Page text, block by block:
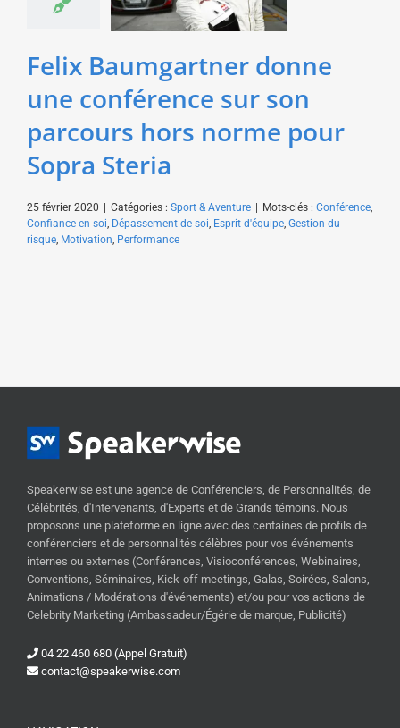
Steria
Sport & Aventure
Felix Baumgartner donne
une conférence sur son
parcours hors norme pour
Sopra Steria
25 février 2020 Catégories : Sport & Aventure Mots-clés : Conférence,
Confiance en soi, Dépassement de soi, Esprit d'équipe, Gestion du
risque, Motivation, Performance
Speakerwise est une agence de Conférenciers, de Personnalités, de
Célébrités, d'Intervenants, d'Experts et de Grands témoins. Nous
proposons une plateforme en ligne avec des centaines de profils de
conférenciers et de personnalités célèbres pour vos événements
internes ou externes (Conférences, Visioconférences, Webinaires,
Conventions, Séminaires, Kick-off meetings, Galas, Soirées, Salons,
Animations / Modérations d'événements) et/ou pour vos actions de
Celebrity Marketing (Ambassadeur/Égérie de marque, Publicité)
04 22 460 680 (Appel Gratuit)
contact@speakerwise.com